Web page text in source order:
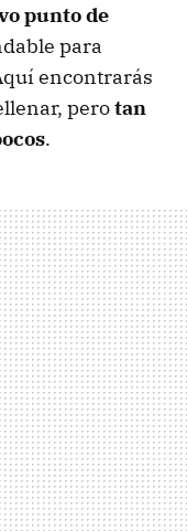
punto de
para
encontrarás
perotan
.